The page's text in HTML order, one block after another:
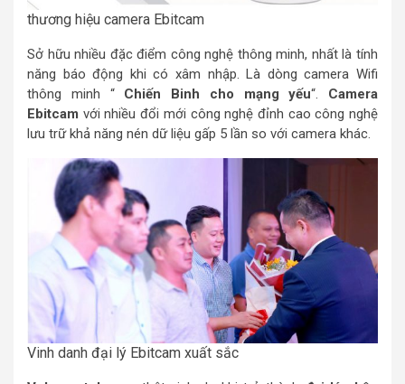
thương hiệu camera Ebitcam
Sở hữu nhiều đặc điểm công nghệ thông minh, nhất là tính
năng báo động khi có xâm nhập. Là dòng camera Wifi
thông minh “Chiến Binh cho mạng yếu“. Camera
Ebitcam với nhiều đổi mới công nghệ đỉnh cao công nghệ
lưu trữ khả năng nén dữ liệu gấp 5 lần so với camera khác.
Vinh danh đại lý Ebitcam xuất sắc